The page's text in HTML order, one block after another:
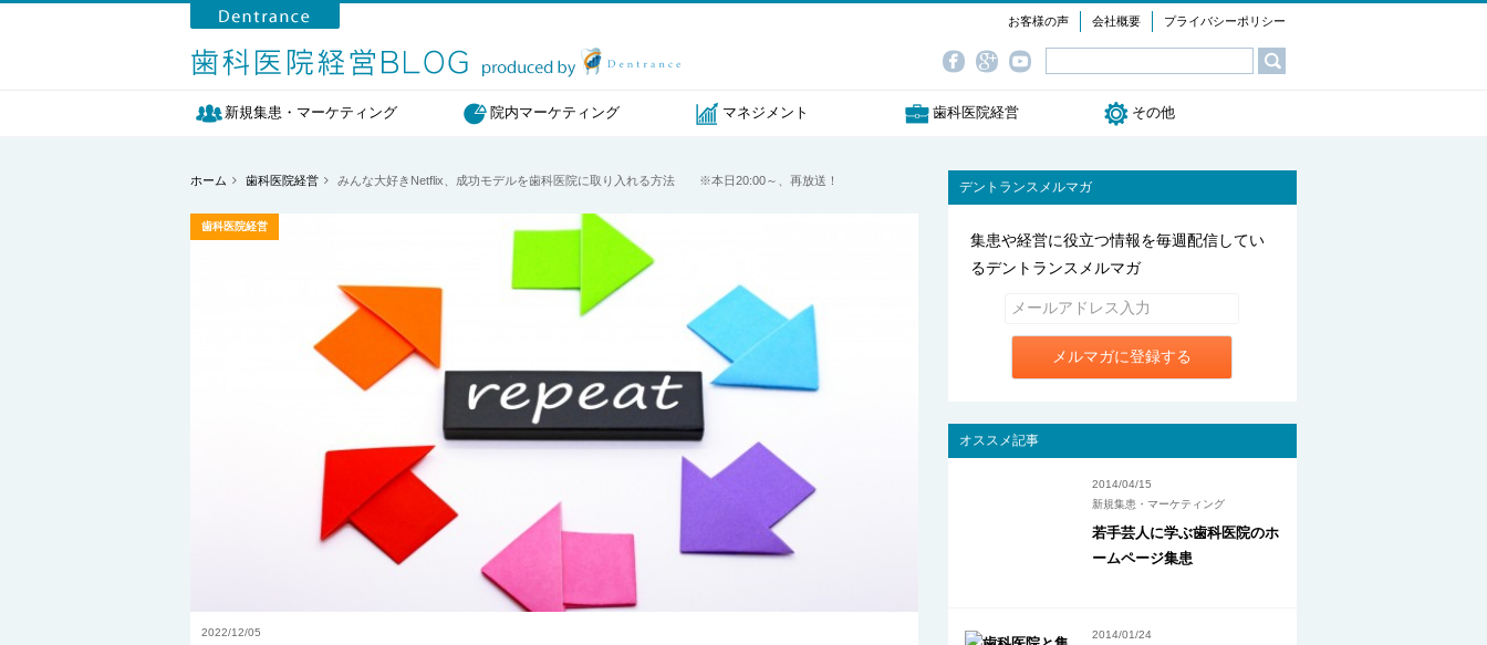
お客様の声 会社概要 プライバシーポリシー
facebook
google+YouTube
新規集患・マーケティング 院内マーケティング マネジメント 歯科医院経営 その他
ホーム 歯科医院経営 みんな大好きNetflix、成功モデルを歯科医院に取り入れる方法 ※本日20:00～、再放送！
2022/12/05
歯科医院経営
デントランスメルマガ
集患や経営に役立つ情報を毎週配信してい
るデントランスメルマガ
メルマガに登録する
オススメ記事
2014/04/15
新規集患・マーケティング
若手芸人に学ぶ歯科医院のホ
ームページ集患
2014/01/24